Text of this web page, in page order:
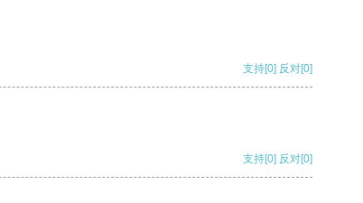
支持[0] 反对[0]
支持[0] 反对[0]